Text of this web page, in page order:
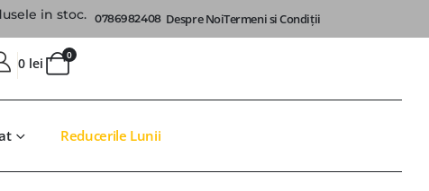
in stoc. 0786982408 Despre NoiTermeni si Condiții
0
0 lei
Reducerile Lunii